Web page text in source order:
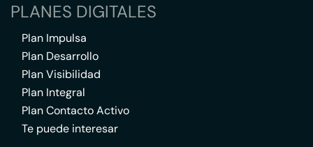
PLANES DIGITALES
Plan Impulsa
Plan Desarrollo
Plan Visibilidad
Plan Integral
Plan Contacto Activo
Te puede interesar